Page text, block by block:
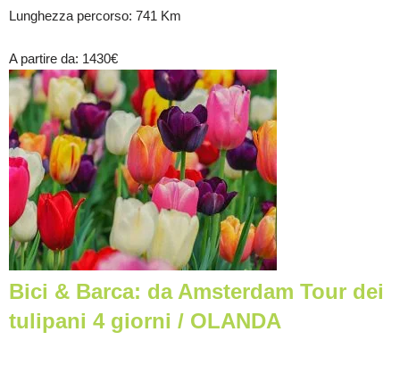
Lunghezza percorso: 741 Km
A partire da: 1430€
Bici & Barca: da Amsterdam Tour dei
tulipani 4 giorni / OLANDA